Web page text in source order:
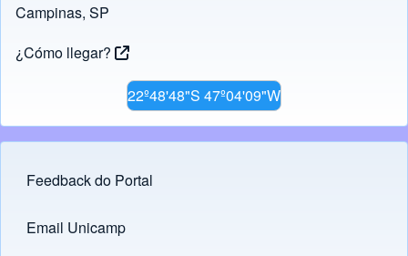
Campinas, SP
¿Cómo llegar?
22º48'48"S 47º04'09"W
Footer menu
Feedback do Portal
Links
Email Unicamp
(opens in new tab)